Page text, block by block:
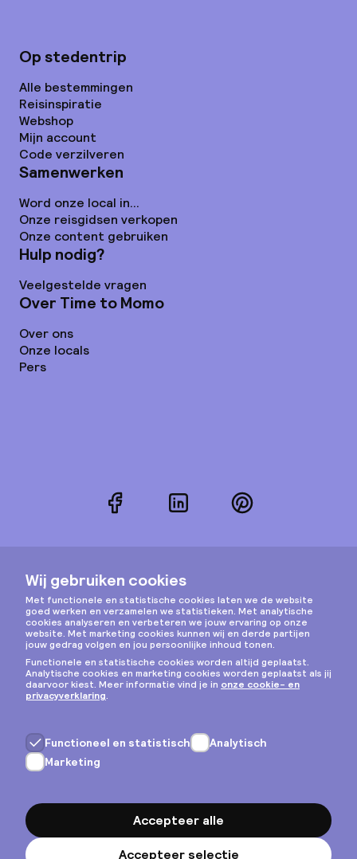
Op stedentrip
Alle bestemmingen
Reisinspiratie
Webshop
Mijn account
Code verzilveren
Samenwerken
Word onze local in...
Onze reisgidsen verkopen
Onze content gebruiken
Hulp nodig?
Veelgestelde vragen
Over Time to Momo
Over ons
Onze locals
Pers
FacebookLinkedInPinterest
Instagram
Privacy & cookies
Algemene voorwaarden